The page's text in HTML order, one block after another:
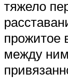
тяжело
прожитое
между